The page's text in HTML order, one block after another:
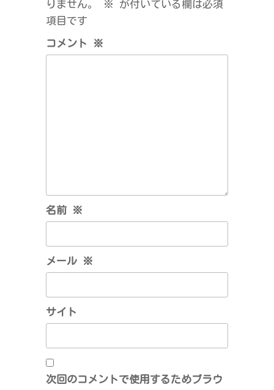
シ
ョ
ン
りません。
※
が付いている欄は必須
項目です
コメント ※
名前 ※
メール ※
サイト
次回のコメントで使用するためブラウ